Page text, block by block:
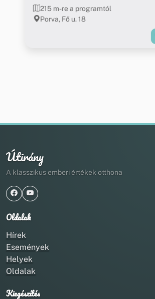
215 m-re a programtól
Porva, Fő u. 18
Útirány
A klasszikus emberi értékek otthona
Oldalak
Hírek
Események
Helyek
Oldalak
Kiegészítés